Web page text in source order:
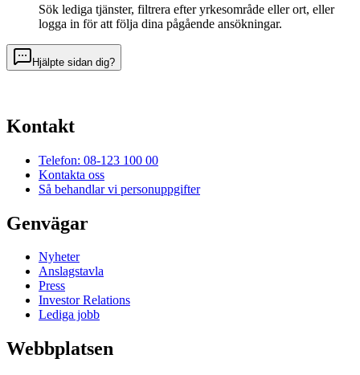
Sök lediga tjänster, filtrera efter yrkesområde eller ort, eller
logga in för att följa dina pågående ansökningar.
Hjälpte sidan dig?
Kontakt
Telefon: 08-123 100 00
Kontakta oss
Så behandlar vi personuppgifter
Genvägar
Nyheter
Anslagstavla
Press
Investor Relations
Lediga jobb
Webbplatsen